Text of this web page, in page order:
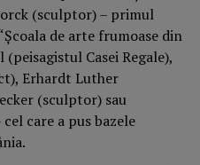
(sculptor) – primul
de arte frumoase din
Casei Regale),
Erhardt Luther
(sculptor) sau
care a pus bazele